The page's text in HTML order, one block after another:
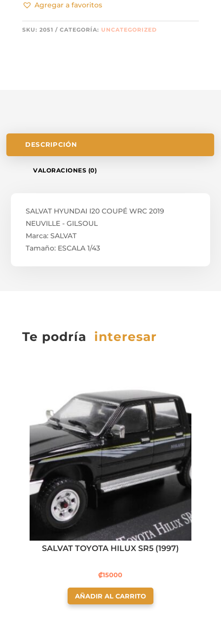
Agregar a favoritos
SKU: 2051 CATEGORÍA: UNCATEGORIZED
DESCRIPCIÓN
VALORACIONES (0)
SALVAT HYUNDAI I20 COUPÉ WRC 2019
NEUVILLE - GILSOUL
Marca: SALVAT
Tamaño: ESCALA 1/43
Te podría interesar
SALVAT TOYOTA HILUX SR5 (1997)
₡15000
AÑADIR AL CARRITO